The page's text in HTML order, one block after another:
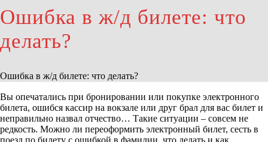
Ошибка в ж/д билете: что
делать?
Ошибка в ж/д билете: что делать?
Вы опечатались при бронировании или покупке электронного
билета, ошибся кассир на вокзале или друг брал для вас билет и
неправильно назвал отчество… Такие ситуации – совсем не
редкость. Можно ли переоформить электронный билет, сесть в
поезд по билету с ошибкой в фамилии, что делать и как